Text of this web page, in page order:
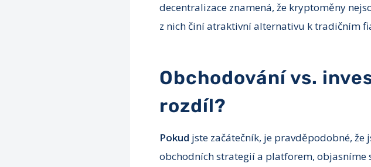
decentralizace znamená, že kryptoměny
z nich činí atraktivní alternativu k tradičním
Obchodování vs.
rozdíl?
Pokud jste začátečník, je pravděpodobné,
obchodních strategií a platforem, objasníme